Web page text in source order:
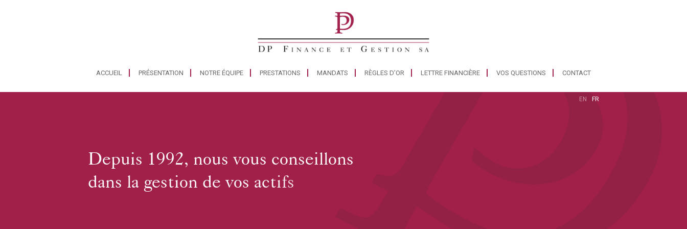
ACCUEIL PRÉSENTATION NOTRE ÉQUIPE PRESTATIONS MANDATS RÈGLES D’OR LETTRE FINANCIÈRE VOS QUESTIONS CONTACT
FR
EN